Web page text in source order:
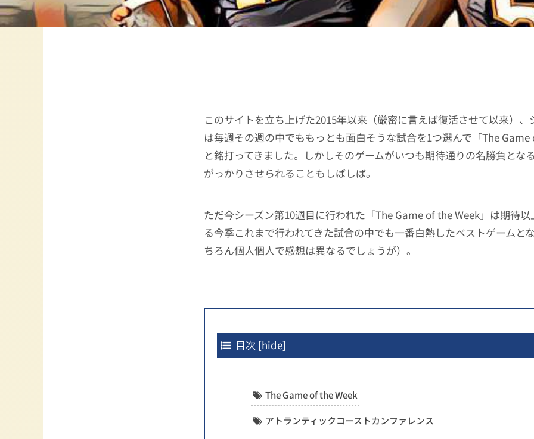
このサイトを立ち上げた2015年以来（厳密に言えば復活させて以来）、
は毎週その週の中でももっとも面白そうな試合を1つ選んで「The Game
と銘打ってきました。しかしそのゲームがいつも期待通りの名勝負とな
がっかりさせられることもしばしば。
ただ今シーズン第10週目に行われた「The Game of the Week」は期待以
る今季これまで行われてきた試合の中でも一番白熱したベストゲームと
ちろん個人個人で感想は異なるでしょうが）。
目次 [hide]
The Game of the Week
アトランティックコーストカンファレンス